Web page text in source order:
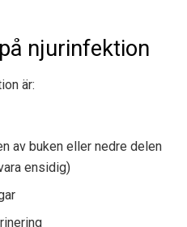
njurinfektion
är:
av buken eller nedre delen
ensidig)